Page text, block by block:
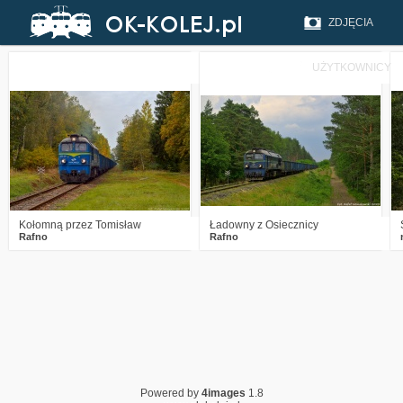
ZDJĘCIA
UŻYTKOWNICY
Kołomną przez Tomisław
Rafno
1019 11
Ładowny z Osiecznicy
Rafno
Powered by 4images 1.8